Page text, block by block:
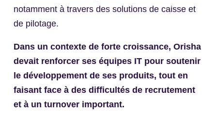
notamment à travers des solutions de caisse et
de pilotage.
Dans un contexte de forte croissance, Orisha
devait renforcer ses équipes IT pour soutenir
le développement de ses produits, tout en
faisant face à des difficultés de recrutement
et à un turnover important.